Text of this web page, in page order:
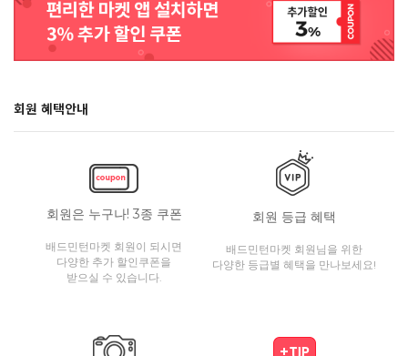
회원 혜택안내
회원은 누구나! 3종 쿠폰
배드민턴마켓 회원이 되시면
다양한 추가 할인쿠폰을
받으실 수 있습니다.
회원 등급 혜택
배드민턴마켓 회원님을 위한
다양한 등급별 혜택을 만나보세요!